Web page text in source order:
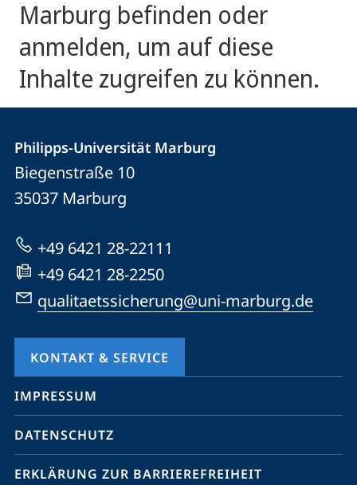
Marburg befinden oder
anmelden, um auf diese
Inhalte zugreifen zu können.
und
Informationen
Website
der
Universität
Marburg
Philipps-Universität Marburg
Biegenstraße 10
35037 Marburg
+49 6421 28-22111
+49 6421 28-2250
qualitaetssicherung@uni-marburg.de
KONTAKT & SERVICE
Mobile-
Service-
Navigation
und
IMPRESSUM
DATENSCHUTZ
ERKLÄRUNG ZUR BARRIEREFREIHEIT